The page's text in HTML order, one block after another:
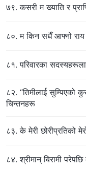
७९. कसरी म ख्याति र
८०. म किन सधैँ आफ्नो राय
८१. परिवारका
८२. “तिमीलाई सुम्पिएको
चिन्तनहरू
८३. के मेरी छोरीप्रतिको
८४. श्रीमान् बिरामी